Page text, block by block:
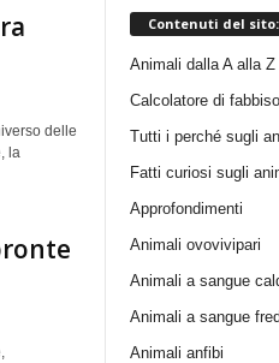
delle
la
Contenuti del sito:
Animali dalla A alla Z
Calcolatore di
Tutti i perché sugli
Fatti curiosi sugli
Approfondimenti
Animali ovovivipari
Animali a sangue
Animali a sangue
Animali anfibi